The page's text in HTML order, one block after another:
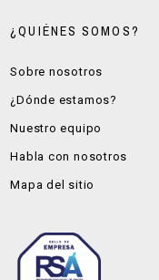
¿QUIÉNES SOMOS?
Sobre nosotros
¿Dónde estamos?
Nuestro equipo
Habla con nosotros
Mapa del sitio